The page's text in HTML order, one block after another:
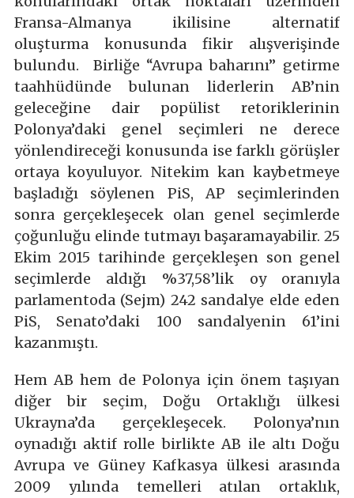
Fransa-Almanya ikilisine alternatif
oluşturma konusunda fikir alışverişinde
bulundu. Birliğe “Avrupa baharını” getirme
taahhüdünde bulunan liderlerin AB’nin
geleceğine dair popülist retoriklerinin
Polonya’daki genel seçimleri ne derece
yönlendireceği konusunda ise farklı görüşler
ortaya koyuluyor. Nitekim kan kaybetmeye
başladığı söylenen PiS, AP seçimlerinden
sonra gerçekleşecek olan genel seçimlerde
çoğunluğu elinde tutmayı başaramayabilir. 25
Ekim 2015 tarihinde gerçekleşen son genel
seçimlerde aldığı %37,58’lik oy oranıyla
parlamentoda (Sejm) 242 sandalye elde eden
PiS, Senato’daki 100 sandalyenin 61’ini
kazanmıştı.
Hem AB hem de Polonya için önem taşıyan
diğer bir seçim, Doğu Ortaklığı ülkesi
Ukrayna’da gerçekleşecek. Polonya’nın
oynadığı aktif rolle birlikte AB ile altı Doğu
Avrupa ve Güney Kafkasya ülkesi arasında
2009 yılında temelleri atılan ortaklık,